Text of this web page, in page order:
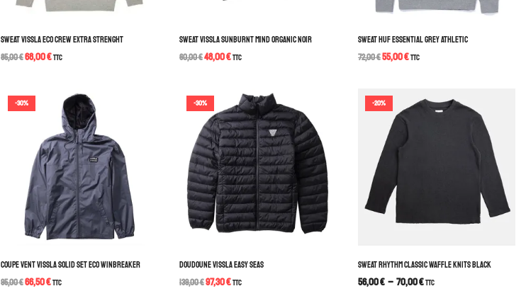
SWEAT VISSLA ECO CREW EXTRA STRENGHT
85,00€68,00€TTC
SWEAT VISSLA SUNBURNT MIND ORGANIC NOIR
60,00€48,00€TTC
SWEAT HUF ESSENTIAL GREY ATHLETIC
72,00€55,00€TTC
-30%
COUPE VENT VISSLA SOLID SET ECO WINBREAKER
95,00€66,50€TTC
-30%
DOUDOUNE VISSLA EASY SEAS
139,00€97,30€TTC
-20%
SWEAT RHYTHM CLASSIC WAFFLE KNITS BLACK
56,00€ – 70,00€TTC